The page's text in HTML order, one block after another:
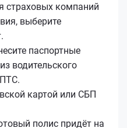
страховых компаний
выберите
паспортные
водительского
картой или СБП
полис придёт на